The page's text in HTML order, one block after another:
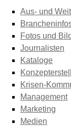
Aus- und
Fotos und
Journalisten
Kataloge
Krisen-
Management
Marketing
Medien